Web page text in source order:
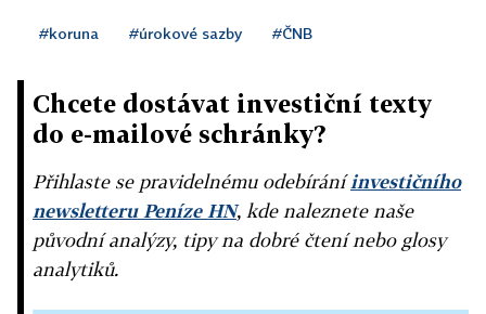
#koruna #úrokové sazby #ČNB
Chcete dostávat investiční texty
do e-mailové schránky?
Přihlaste se pravidelnému odebíráníinvestičního
newsletteru Peníze HN, kde naleznete naše
původní analýzy, tipy na dobré čtení nebo glosy
analytiků.